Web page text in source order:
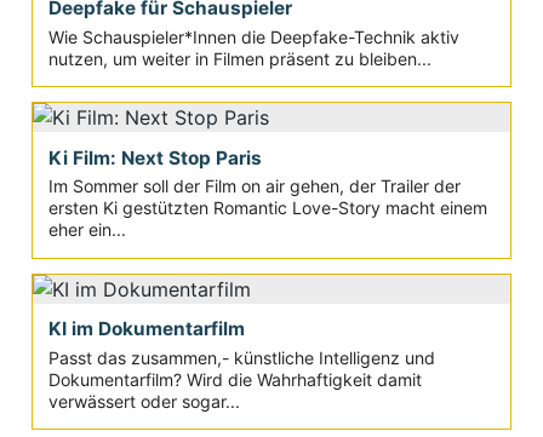
Deepfake für Schauspieler
Wie Schauspieler*Innen die Deepfake-Technik aktiv
nutzen, um weiter in Filmen präsent zu bleiben...
Ki Film: Next Stop Paris
Im Sommer soll der Film on air gehen, der Trailer der
ersten Ki gestützten Romantic Love-Story macht einem
eher ein...
KI im Dokumentarfilm
Passt das zusammen,- künstliche Intelligenz und
Dokumentarfilm? Wird die Wahrhaftigkeit damit
verwässert oder sogar...